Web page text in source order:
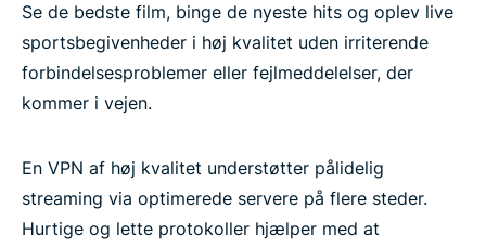
Se de bedste film, binge de nyeste hits og oplev live
sportsbegivenheder i høj kvalitet uden irriterende
forbindelsesproblemer eller fejlmeddelelser, der
kommer i vejen.
En VPN af høj kvalitet understøtter pålidelig
streaming via optimerede servere på flere steder.
Hurtige og lette protokoller hjælper med at